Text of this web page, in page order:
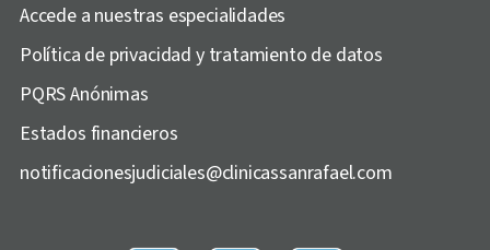
Accede a nuestras especialidades
Política de privacidad y tratamiento de datos
PQRS Anónimas
Estados financieros
notificacionesjudiciales@clinicassanrafael.com